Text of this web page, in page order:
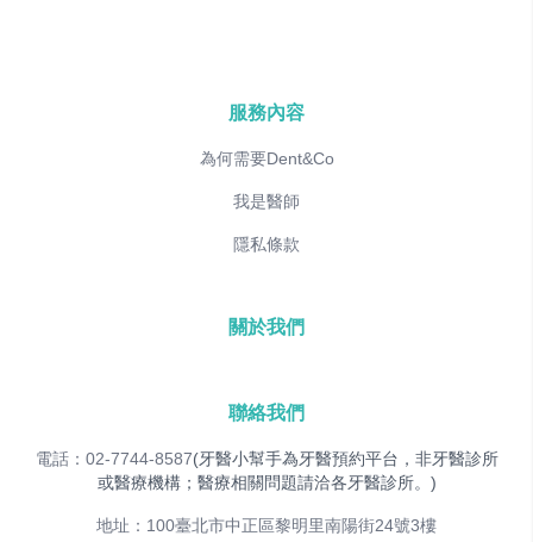
服務內容
為何需要Dent&Co
我是醫師
隱私條款
關於我們
聯絡我們
電話：02-7744-8587(牙醫小幫手為牙醫預約平台，非牙醫診所
或醫療機構；醫療相關問題請洽各牙醫診所。)
地址：100臺北市中正區黎明里南陽街24號3樓